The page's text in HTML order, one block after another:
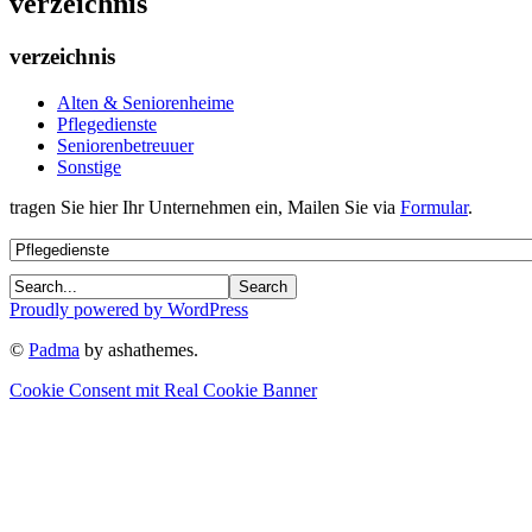
verzeichnis
Alten & Seniorenheime
Pflegedienste
Seniorenbetreuuer
Sonstige
tragen Sie hier Ihr Unternehmen ein, Mailen Sie via Formular.
Proudly powered by WordPress
© Padma by ashathemes.
Cookie Consent mit Real Cookie Banner